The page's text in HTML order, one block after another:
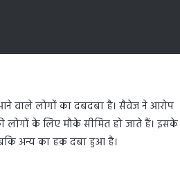
आने वाले लोगों का दबदबा है। सैवेज ने आरोप
लोगों के लिए मौके सीमित हो जाते हैं। इसके
अन्य का हक दबा हुआ है।